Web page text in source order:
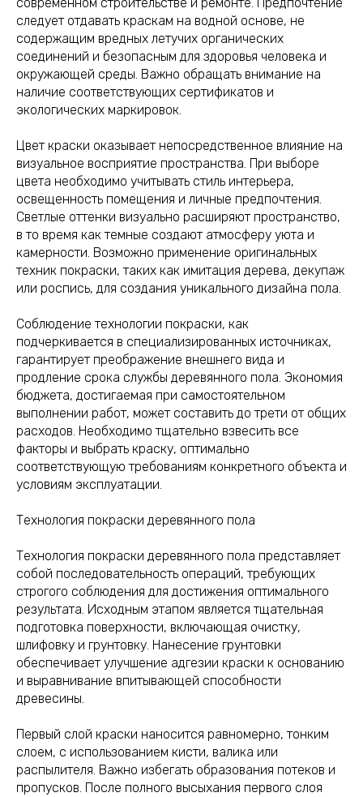
следует отдавать краскам на водной основе, не
содержащим вредных летучих органических
соединений и безопасным для здоровья человека и
окружающей среды. Важно обращать внимание на
наличие соответствующих сертификатов и
экологических маркировок.
Цвет краски оказывает непосредственное влияние на
визуальное восприятие пространства. При выборе
цвета необходимо учитывать стиль интерьера,
освещенность помещения и личные предпочтения.
Светлые оттенки визуально расширяют пространство,
в то время как темные создают атмосферу уюта и
камерности. Возможно применение оригинальных
техник покраски, таких как имитация дерева, декупаж
или роспись, для создания уникального дизайна пола.
Соблюдение технологии покраски, как
подчеркивается в специализированных источниках,
гарантирует преображение внешнего вида и
продление срока службы деревянного пола. Экономия
бюджета, достигаемая при самостоятельном
выполнении работ, может составить до трети от общих
расходов. Необходимо тщательно взвесить все
факторы и выбрать краску, оптимально
соответствующую требованиям конкретного объекта и
условиям эксплуатации.
Технология покраски деревянного пола
Технология покраски деревянного пола представляет
собой последовательность операций, требующих
строгого соблюдения для достижения оптимального
результата. Исходным этапом является тщательная
подготовка поверхности, включающая очистку,
шлифовку и грунтовку. Нанесение грунтовки
обеспечивает улучшение адгезии краски к основанию
и выравнивание впитывающей способности
древесины.
Первый слой краски наносится равномерно, тонким
слоем, с использованием кисти, валика или
распылителя. Важно избегать образования потеков и
пропусков. После полного высыхания первого слоя